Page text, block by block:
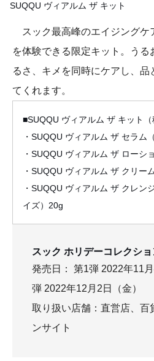
SUQQU ヴィアルム ザ キット
スック最高峰のエイジングケ
を体験できる限定キット。うる
るさ、キメを同時にケアし、品
てくれます。
■SUQQU ヴィアルム ザ キット（
・SUQQU ヴィアルム ザ セラム
・SUQQU ヴィアルム ザ ローシ
・SUQQU ヴィアルム ザ クリー
・SUQQU ヴィアルム ザ クレン
イズ）20g
スック ホリデーコレクシ
発売日： 第1弾 2022年11
弾 2022年12月2日（金）
取り扱い店舗：直営店、百
ンサイト